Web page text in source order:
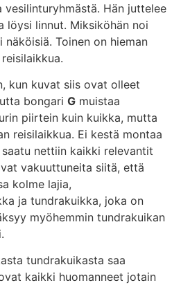
vesilinturyhmästä. Hän juttelee
löysi linnut. Miksiköhän noi
Toinen on hieman
kun kuvat siis ovat olleet
bongari G muistaa
piirtein kuin kuikka, mutta
reisilaikkua. Ei kestä montaa
nettiin kaikki relevantit
vakuuttuneita siitä, että
kolme lajia,
ja tundrakuikka, joka on
myöhemmin tundrakuikan
tundrakuikasta saa
kaikki huomanneet jotain